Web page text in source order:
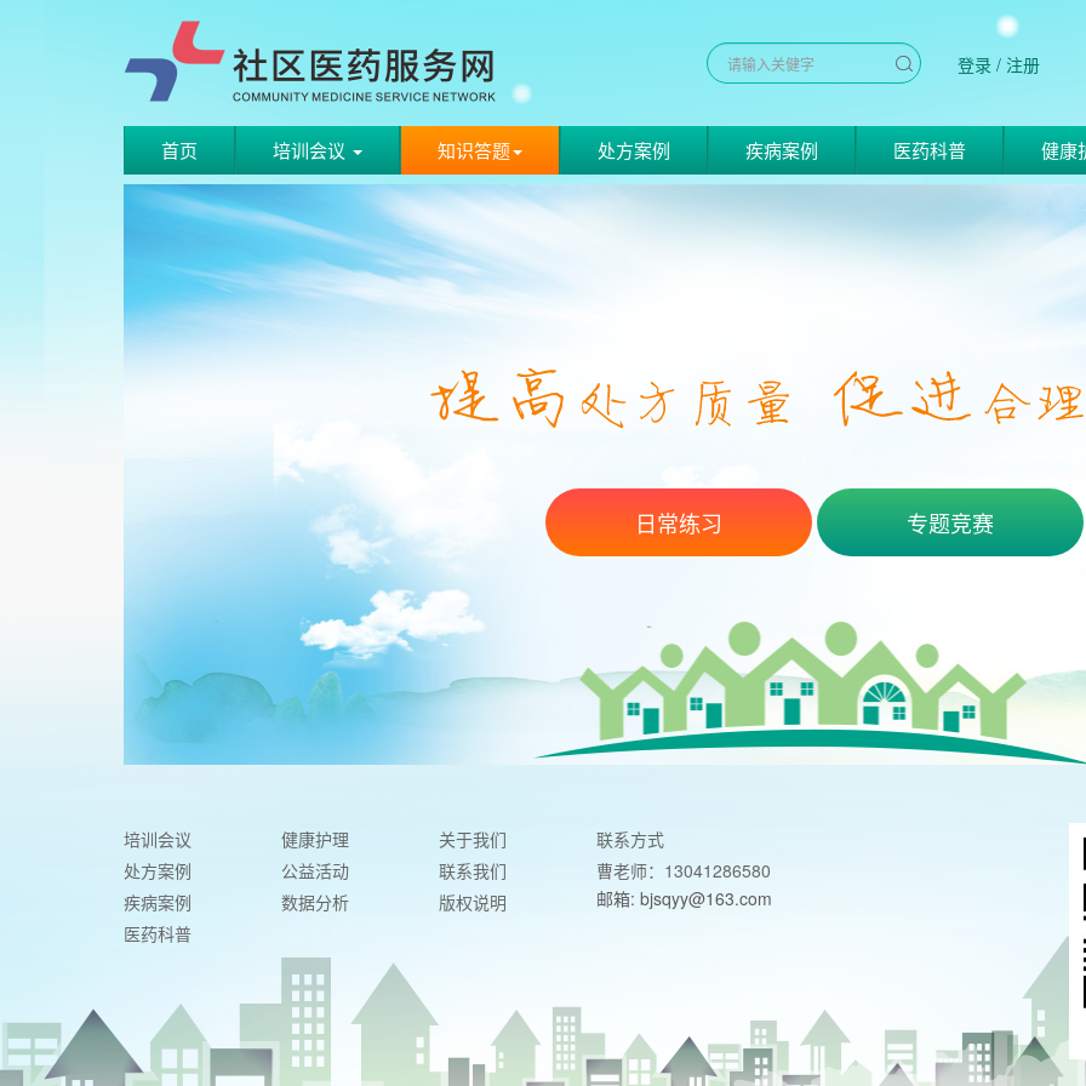
登录 / 注册
首页 培训会议 知识答题 处方案例 疾病案例 医药科普 健康
日常练习 专题竞赛
培训会议
处方案例
疾病案例
医药科普
健康护理
公益活动
数据分析
关于我们
联系我们
版权说明
联系方式
曹老师：13041286580
邮箱: bjsqyy@163.com